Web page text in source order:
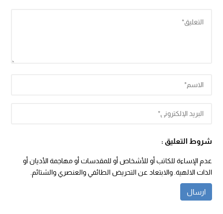
شروط التعليق :
عدم الإساءة للكاتب أو للأشخاص أو للمقدسات أو مهاجمة الأديان أو
الذات الالهية. والابتعاد عن التحريض الطائفي والعنصري والشتائم.